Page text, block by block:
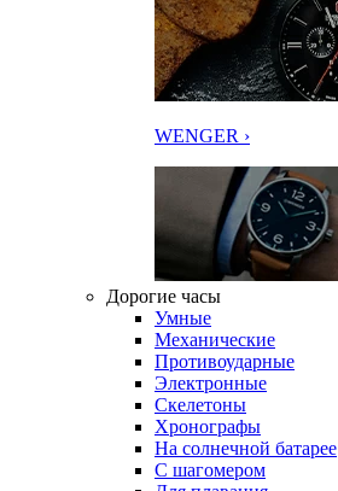
WENGER ›
Дорогие часы
Умные
Механические
Противоударные
Электронные
Скелетоны
Хронографы
На солнечной батарее
С шагомером